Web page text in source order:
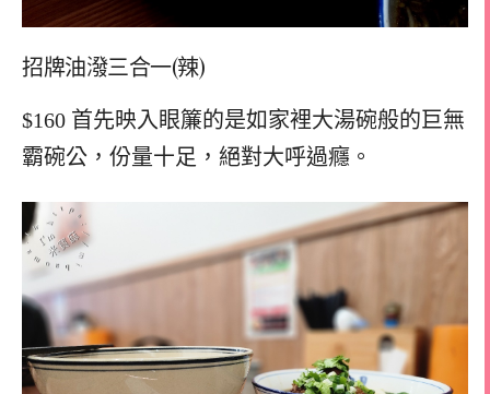
招牌油潑三合一(辣)
$160 首先映入眼簾的是如家裡大湯碗般的巨無
霸碗公，份量十足，絕對大呼過癮。